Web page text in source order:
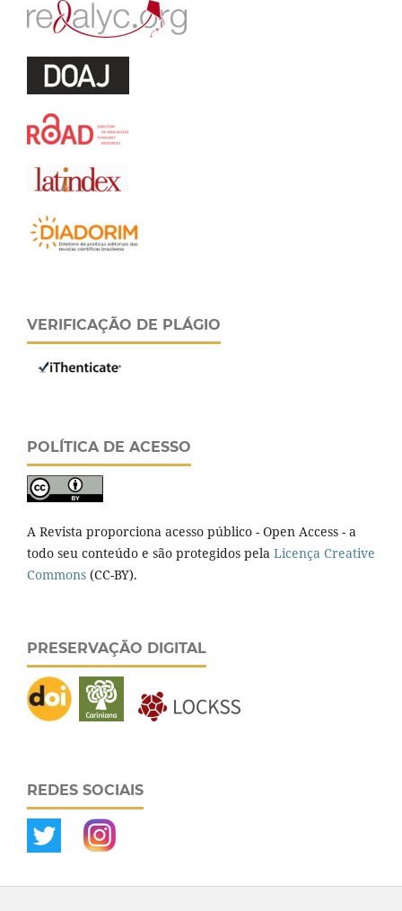
VERIFICAÇÃO DE PLÁGIO
POLÍTICA DE ACESSO
A Revista proporciona acesso público - Open Access - a
todo seu conteúdo e são protegidos pela Licença Creative
Commons (CC-BY).
PRESERVAÇÃO DIGITAL
REDES SOCIAIS